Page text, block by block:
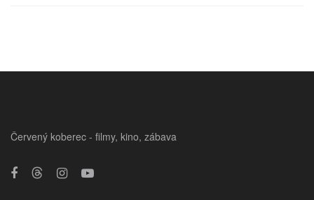
Červený koberec - filmy, kino, zábava